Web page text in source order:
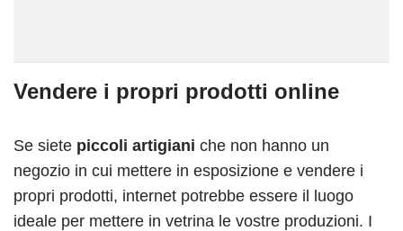
Vendere i propri prodotti online
Se siete piccoli artigiani che non hanno un
negozio in cui mettere in esposizione e vendere i
propri prodotti, internet potrebbe essere il luogo
ideale per mettere in vetrina le vostre produzioni. I